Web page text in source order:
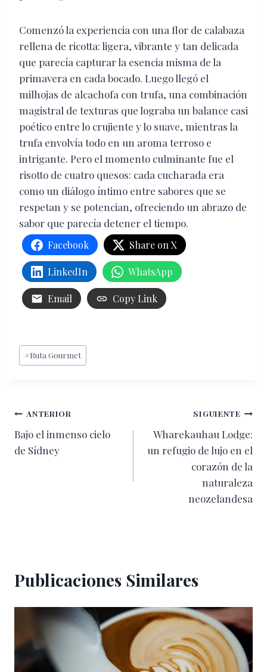
Comenzó la experiencia con una flor de calabaza
rellena de ricotta: ligera, vibrante y tan delicada
que parecía capturar la esencia misma de la
primavera en cada bocado. Luego llegó el
milhojas de alcachofa con trufa, una combinación
magistral de texturas que lograba un balance casi
poético entre lo crujiente y lo suave, mientras la
trufa envolvía todo en un aroma terroso e
intrigante. Pero el momento culminante fue el
risotto de cuatro quesos: cada cucharada era
como un diálogo íntimo entre sabores que se
respetan y se potencian, ofreciendo un abrazo de
sabor que parecía detener el tiempo.
Facebook Share on X
LinkedIn WhatsApp
Email Copy Link
Etiquetas
de
#Ruta Gourmet
Navegación
de
ANTERIOR
Bajo el inmenso cielo
de Sídney
SIGUIENTE
Wharekauhau Lodge:
un refugio de lujo en el
corazón de la
naturaleza
neozelandesa
Publicaciones Similares